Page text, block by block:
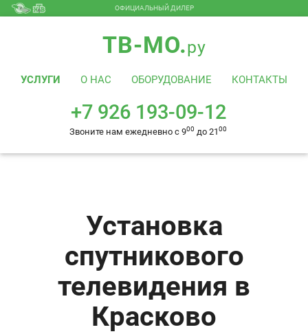
+7 926 193-09-12
Звоните нам ежедневно с 9
ОФИЦИАЛЬНЫЙ ДИЛЕР
ТВ-МО.ру
УСЛУГИ О НАС ОБОРУДОВАНИЕ КОНТАКТЫ
+7 926 193-09-12
Звоните нам ежедневно с 900 до 2100
Установка
спутникового
телевидения в
Красково